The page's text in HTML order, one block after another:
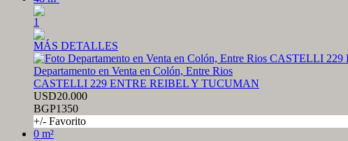
1
MÁS DETALLES
Departamento en Venta en Colón, Entre Rios
CASTELLI 229 ENTRE REIBEL Y TUCUMAN
USD20.000
BGP1350
+/- Favorito
0 m²